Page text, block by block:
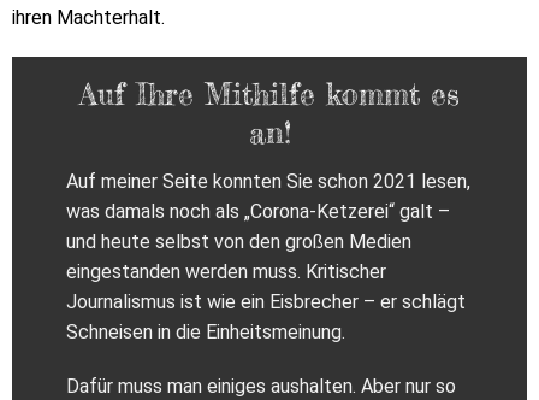
ihren Machterhalt.
Auf Ihre Mithilfe kommt es
an!
Auf meiner Seite konnten Sie schon 2021 lesen,
was damals noch als „Corona-Ketzerei“ galt –
und heute selbst von den großen Medien
eingestanden werden muss. Kritischer
Journalismus ist wie ein Eisbrecher – er schlägt
Schneisen in die Einheitsmeinung.
Dafür muss man einiges aushalten. Aber nur so